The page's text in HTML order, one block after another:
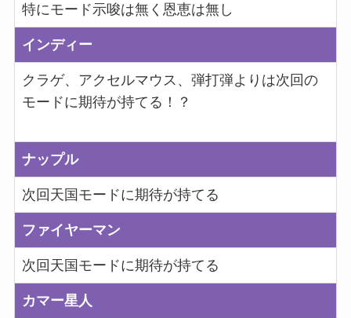
特にモード示唆は無く恩恵は無し
インディー
クラゲ、アクセルマウス、弾打弾よりは次回の
モードに期待が持てる！？
ナップル
次回天国モードに期待が持てる
ファイヤーマン
次回天国モードに期待が持てる
カマー星人